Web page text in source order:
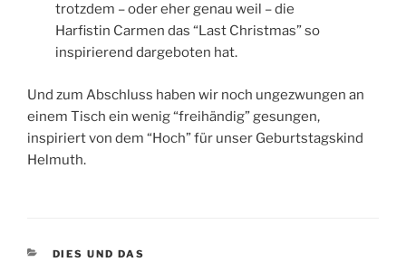
trotzdem – oder eher genau weil – die
Harfistin Carmen das “Last Christmas” so
inspirierend dargeboten hat.
Und zum Abschluss haben wir noch ungezwungen an
einem Tisch ein wenig “freihändig” gesungen,
inspiriert von dem “Hoch” für unser Geburtstagskind
Helmuth.
KATEGORIEN
DIES UND DAS